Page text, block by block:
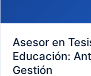
Asesor en
Educación:
Gestión